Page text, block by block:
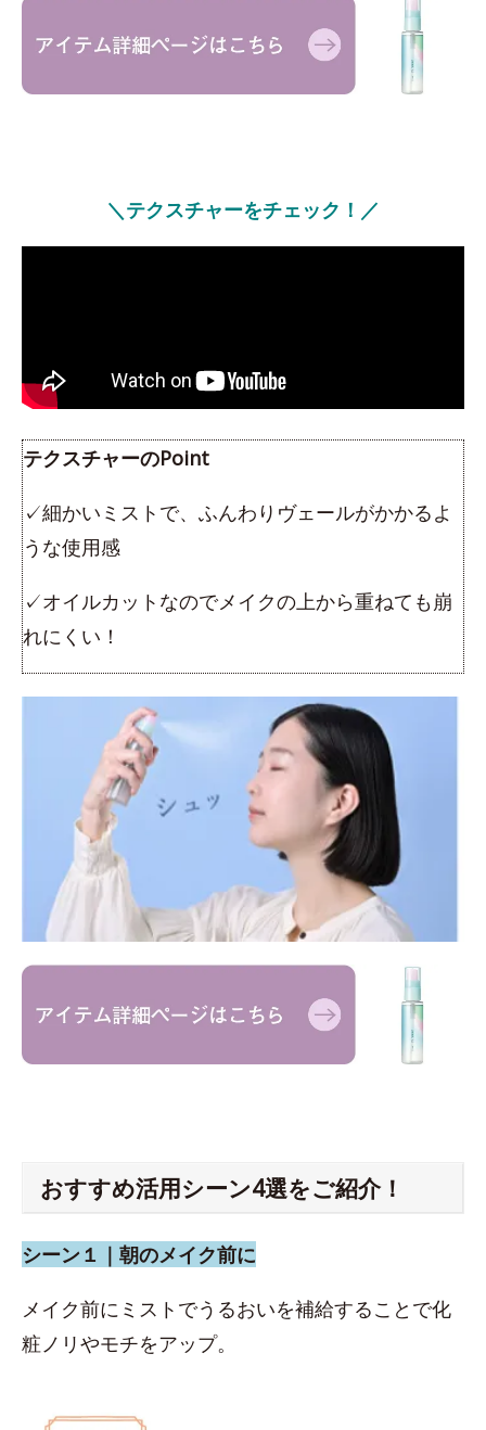
＼テクスチャーをチェック！／
テクスチャーのPoint
✓細かいミストで、ふんわりヴェールがかかるよ
うな使用感
✓オイルカットなのでメイクの上から重ねても崩
れにくい！
おすすめ活用シーン4選をご紹介！
シーン１｜朝のメイク前に
メイク前にミストでうるおいを補給することで化
粧ノリやモチをアップ。